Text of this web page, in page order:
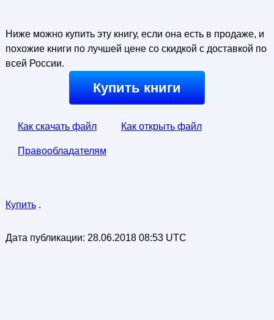
Ниже можно купить эту книгу, если она есть в продаже, и
похожие книги по лучшей цене со скидкой с доставкой по
всей России.
Купить книги
Как скачать файл Как открыть файл
Правообладателям
Купить.
Дата публикации: 28.06.2018 08:53 UTC